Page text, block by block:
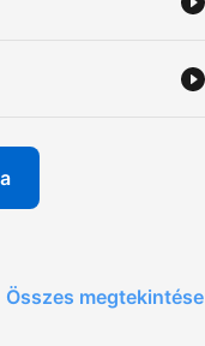
Összes megtekintése